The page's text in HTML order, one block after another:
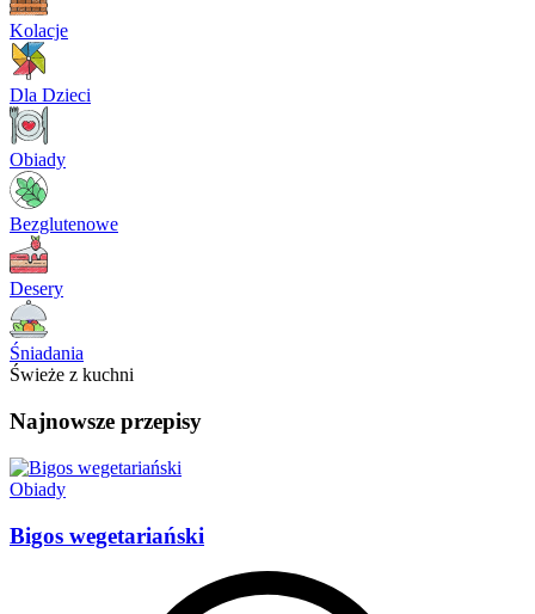
Kolacje
Dla Dzieci
Obiady
Bezglutenowe
Desery
Śniadania
Świeże z kuchni
Najnowsze przepisy
Obiady
Bigos wegetariański